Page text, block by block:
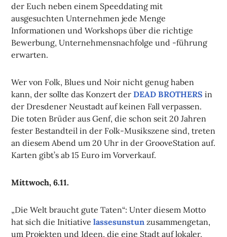
der Euch neben einem Speeddating mit
ausgesuchten Unternehmen jede Menge
Informationen und Workshops über die richtige
Bewerbung, Unternehmensnachfolge und -führung
erwarten.
Wer von Folk, Blues und Noir nicht genug haben
kann, der sollte das Konzert derDEAD BROTHERS in
der Dresdener Neustadt auf keinen Fall verpassen.
Die toten Brüder aus Genf, die schon seit 20 Jahren
fester Bestandteil in der Folk-Musikszene sind, treten
an diesem Abend um 20 Uhr in der GrooveStation auf.
Karten gibt’s ab 15 Euro im Vorverkauf.
Mittwoch, 6.11.
„Die Welt braucht gute Taten“: Unter diesem Motto
hat sich die Initiativelassesunstun zusammengetan,
um Projekten und Ideen, die eine Stadt auf lokaler,